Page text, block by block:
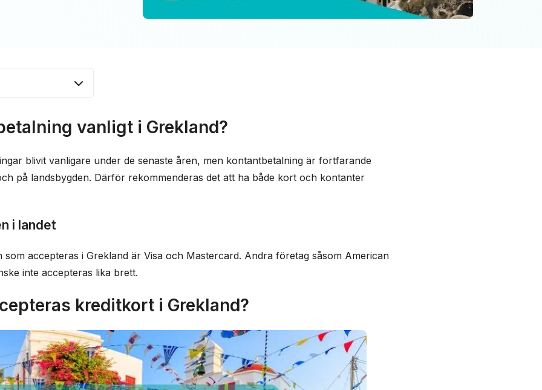
kreditkort i
använder
uttag från
ett viktigt
vanligt i Grekland?
blivit vanligare under de senaste åren, men kontantbetalning är fortfarande
på landsbygden. Därför rekommenderas det att ha både kort och kontanter
i landet
som accepteras i Grekland är Visa och Mastercard. Andra företag såsom American
inte accepteras lika brett.
kreditkort i Grekland?